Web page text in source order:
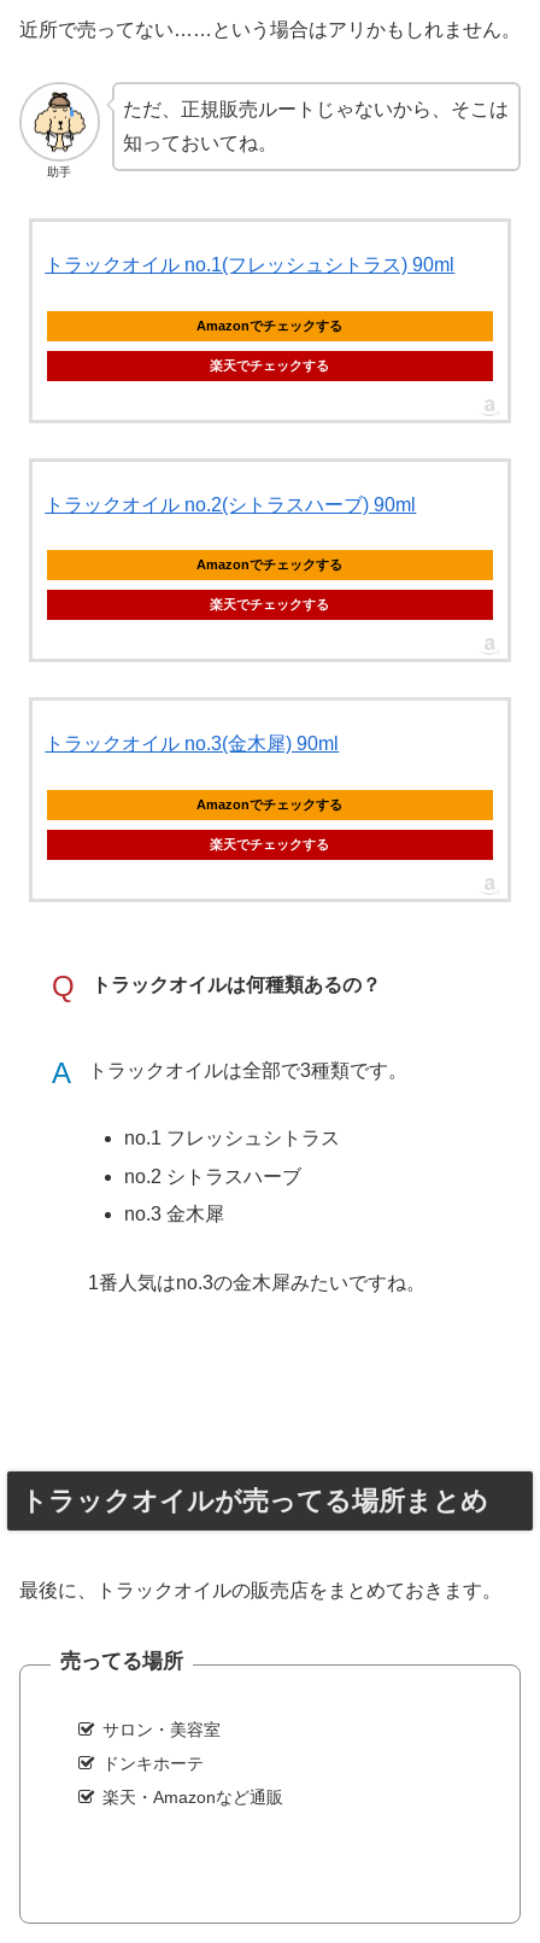
近所で売ってない……という場合はアリかもしれません。
助手
ただ、正規販売ルートじゃないから、そこは
知っておいてね。
トラックオイル no.1(フレッシュシトラス) 90ml
Amazonでチェックする
楽天でチェックする
トラックオイル no.2(シトラスハーブ) 90ml
Amazonでチェックする
楽天でチェックする
トラックオイル no.3(金木犀) 90ml
Amazonでチェックする
楽天でチェックする
Q トラックオイルは何種類あるの？
A トラックオイルは全部で3種類です。
no.1 フレッシュシトラス
no.2 シトラスハーブ
no.3 金木犀
1番人気はno.3の金木犀みたいですね。
トラックオイルが売ってる場所まとめ
最後に、トラックオイルの販売店をまとめておきます。
売ってる場所
サロン・美容室
ドンキホーテ
楽天・Amazonなど通販